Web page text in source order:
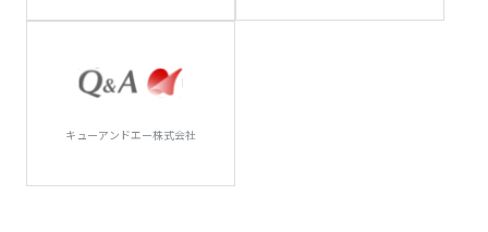
キューアンドエー株式会社